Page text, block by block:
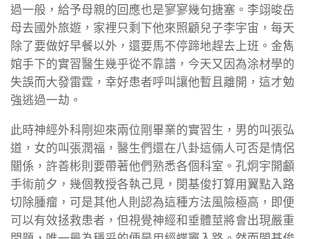
過一般，給予母親的回應也是寥寥幾句搪塞。李翊晙岳
母去國外旅遊，家裡只剩下他來照顧兒子李宇宙，每天
除了要做好早餐以外，還要馬不停蹄地趕去上班。金雋
婠手下的實習醫生幾乎從不靠譜，今天又因為涂材學的
失誤而大發雷霆，幸好患者呼叫讓他暫且離開，這才勉
強逃過一劫。
此時神經外科剛迎來兩位剛畢業的實習生，男的叫張弘
道，女的叫張潤福，醫生們還在八卦這倆人可否是情侶
關係，許善彬則要帶著他們熟悉各個科室。孔炯宇開顱
手術前夕，幾個教授各執己見，閔基俊打算用翼點入路
切除腫瘤，可是其他人則認為這種方法風險極高，即便
可以有效拯救患者，但視覺神經和垂體莖將會出現嚴重